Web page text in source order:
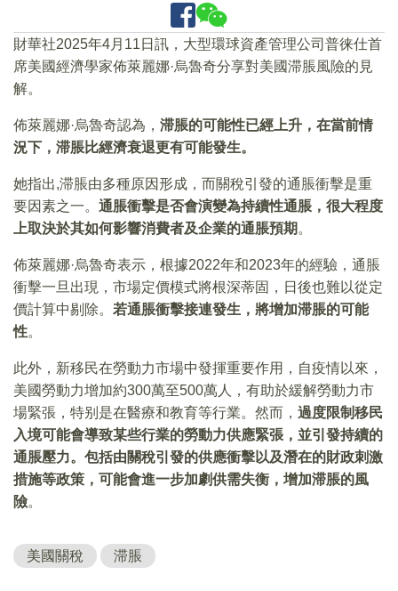
財華社2025年4月11日訊，大型環球資產管理公司普徕仕首
席美國經濟學家佈萊麗娜·烏魯奇分享對美國滞脹風險的見
解。
佈萊麗娜·烏魯奇認為， 滞脹的可能性已經上升，在當前情
況下，滞脹比經濟衰退更有可能發生。
她指出,滞脹由多種原因形成，而關稅引發的通脹衝擊是重
要因素之一。 通脹衝擊是否會演變為持續性通脹，很大程度
上取決於其如何影響消費者及企業的通脹預期 。
佈萊麗娜·烏魯奇表示，根據2022年和2023年的經驗，通脹
衝擊一旦出現，市場定價模式將根深蒂固，日後也難以從定
價計算中剔除。 若通脹衝擊接連發生，將增加滞脹的可能
性。
此外，新移民在勞動力市場中發揮重要作用，自疫情以來，
美國勞動力增加約300萬至500萬人，有助於緩解勞動力市
場緊張，特别是在醫療和教育等行業。然而， 過度限制移民
入境可能會導致某些行業的勞動力供應緊張，並引發持續的
通脹壓力。包括由關稅引發的供應衝擊以及潛在的財政刺激
措施等政策，可能會進一步加劇供需失衡，增加滞脹的風
險。
美國關稅 滞脹